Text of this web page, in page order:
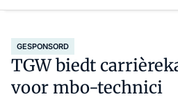
GESPONSORD
TGW biedt
voor mbo-technici